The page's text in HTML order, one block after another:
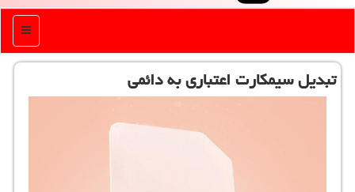
منو
تبدیل سیمكارت اعتباری به دائمی